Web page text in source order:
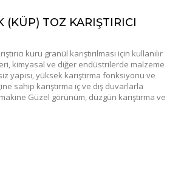
(KÜP) TOZ KARIŞTIRICI
kuru granül karıştırılması için kullanılır
kimyasal ve diğer endüstrilerde malzeme
yapısı, yüksek karıştırma fonksiyonu ve
sahip karıştırma iç ve dış duvarlarla
Güzel görünüm, düzgün karıştırma ve